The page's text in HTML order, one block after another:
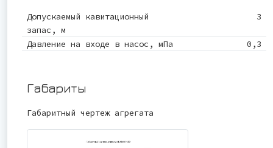
Допускаемый кавитационный
запас, м
3
Давление на входе в насос, мПа 0,3
Габариты
Габаритный чертеж агрегата